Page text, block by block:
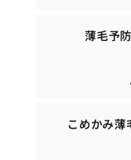
薄毛予
こめかみ薄